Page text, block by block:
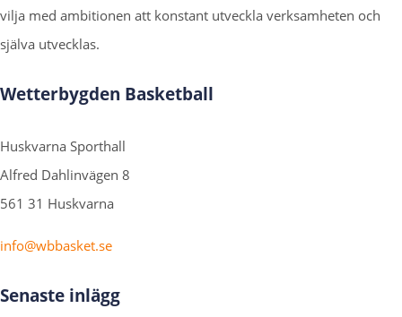
vilja med ambitionen att konstant utveckla verksamheten och
själva utvecklas.
Wetterbygden Basketball
Huskvarna Sporthall
Alfred Dahlinvägen 8
561 31 Huskvarna
info@wbbasket.se
Senaste inlägg